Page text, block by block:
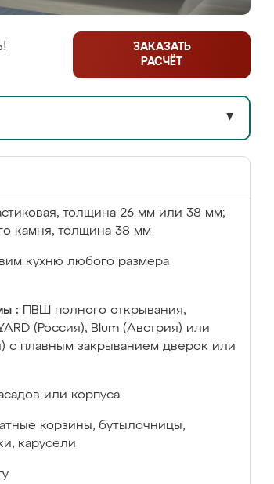
ЗАКАЗАТЬ
РАСЧЁТ
▼
толщина 26 мм или 38 мм;
камня, толщина 38 мм
кухню любого размера
:
ПВШ полного открывания,
(Россия), Blum (Австрия) или
с плавным закрыванием дверок или
или корпуса
корзины, бутылочницы,
карусели